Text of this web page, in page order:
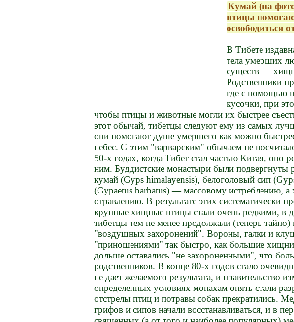
Кумай (на
птицы
освободиться
В Тибете
тела умерших
существ —
Родственники
где с помощью
кусочки, при
чтобы птицы и животные могли их быстрее
этот обычай, тибетцы следуют ему из самых
они помогают душе умершего как можно быстрее
небес. С этим "варварским" обычаем не
50-х годах, когда Тибет стал частью Китая, оно
ним. Буддистские монастыри были
кумай (Gyps himalayensis), белоголовый сип
(Gypaetus barbatus) — массовому истреблению,
отравлению. В результате этих систематически
крупные хищные птицы стали очень редкими, в
тибетцы тем не менее продолжали (теперь
"воздушных захоронений". Вороны, галки и
"приношениями" так быстро, как большие
дольше оставались "не захороненными", что
родственников. В конце 80-х годов стало
не дает желаемого результата, и правительство
определенных условиях монахам опять стали
отстрелы птиц и потравы собак прекратились.
грифов и сипов начали восстанавливаться, и в